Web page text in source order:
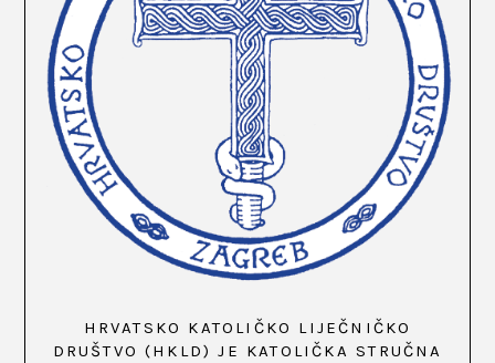
HRVATSKO KATOLIČKO LIJEČNIČKO
DRUŠTVO (HKLD) JE KATOLIČKA STRUČNA